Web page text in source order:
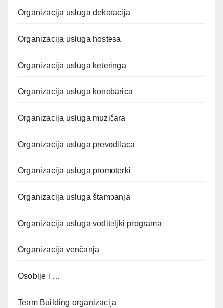
Organizacija usluga dekoracija
Organizacija usluga hostesa
Organizacija usluga keteringa
Organizacija usluga konobarica
Organizacija usluga muzičara
Organizacija usluga prevodilaca
Organizacija usluga promoterki
Organizacija usluga štampanja
Organizacija usluga voditeljki programa
Organizacija venčanja
Osoblje i …
Team Building organizacija